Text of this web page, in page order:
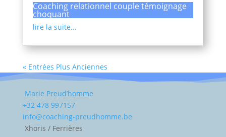
Coaching relationnel couple témoignage
choquant
lire la suite...
« Entrées Plus Anciennes
Marie Preud’homme
+32 478 997157
info@coaching-preudhomme.be
Xhoris / Ferrières